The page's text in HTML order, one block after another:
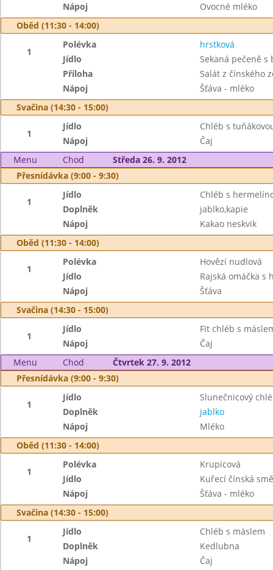
Nápoj
Ovocné mléko
Oběd (11:30 - 14:00)
1
Polévka
hrstková
Jídlo
Sekaná pečeně
Příloha
Salát z čínského
Nápoj
Šťáva - mléko
Svačina (14:30 - 15:00)
1
Jídlo
Chléb s
Nápoj
Čaj
Menu
Chod
Středa 26. 9. 2012
Přesnídávka (9:00 - 9:30)
1
Jídlo
Chléb s
Doplněk
jablko,kapie
Nápoj
Kakao neskvik
Oběd (11:30 - 14:00)
1
Polévka
Hovězí nudlová
Jídlo
Rajská omáčka s
Nápoj
Šťáva
Svačina (14:30 - 15:00)
1
Jídlo
Fit chléb s
Nápoj
Čaj
Menu
Chod
Čtvrtek 27. 9. 2012
Přesnídávka (9:00 - 9:30)
1
Jídlo
Slunečnicový
Doplněk
jablko
Nápoj
Mléko
Oběd (11:30 - 14:00)
1
Polévka
Krupicová
Jídlo
Kuřecí čínská
Nápoj
Šťáva - mléko
Svačina (14:30 - 15:00)
1
Jídlo
Chléb s máslem
Doplněk
Kedlubna
Nápoj
Čaj